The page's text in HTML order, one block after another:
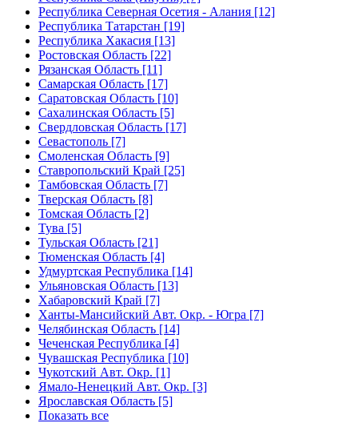
Республика Северная Осетия - Алания [12]
Республика Татарстан [19]
Республика Хакасия [13]
Ростовская Область [22]
Рязанская Область [11]
Самарская Область [17]
Саратовская Область [10]
Сахалинская Область [5]
Свердловская Область [17]
Севастополь [7]
Смоленская Область [9]
Ставропольский Край [25]
Тамбовская Область [7]
Тверская Область [8]
Томская Область [2]
Тува [5]
Тульская Область [21]
Тюменская Область [4]
Удмуртская Республика [14]
Ульяновская Область [13]
Хабаровский Край [7]
Ханты-Мансийский Авт. Окр. - Югра [7]
Челябинская Область [14]
Чеченская Республика [4]
Чувашская Республика [10]
Чукотский Авт. Окр. [1]
Ямало-Ненецкий Авт. Окр. [3]
Ярославская Область [5]
Показать все